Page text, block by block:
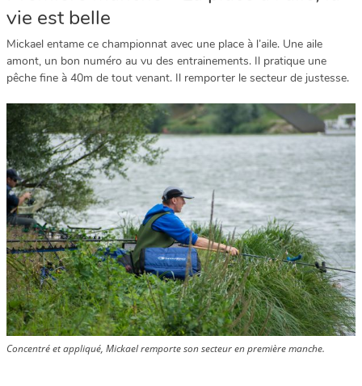
vie est belle
Mickael entame ce championnat avec une place à l’aile. Une aile
amont, un bon numéro au vu des entrainements. Il pratique une
pêche fine à 40m de tout venant. Il remporter le secteur de justesse.
Concentré et appliqué, Mickael remporte son secteur en première manche.